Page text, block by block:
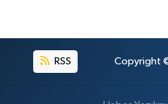
RSS Copyright ©